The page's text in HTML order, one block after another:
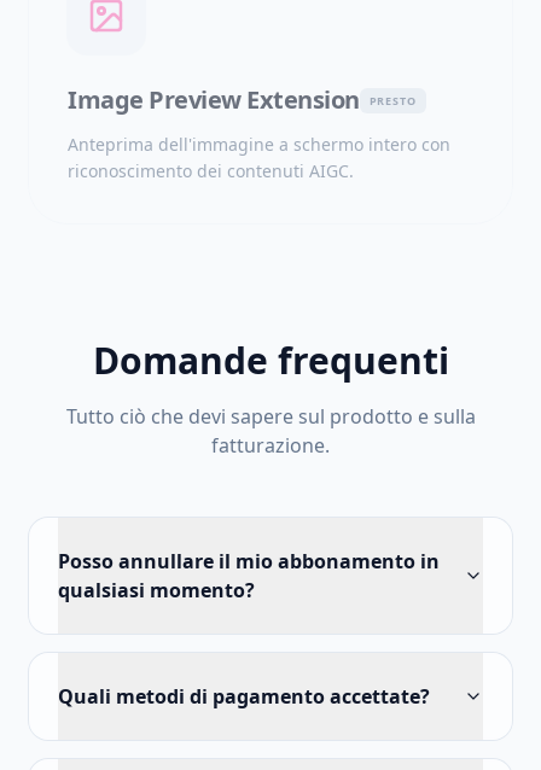
Image Preview Extension PRESTO
Anteprima dell'immagine a schermo intero con
riconoscimento dei contenuti AIGC.
Domande frequenti
Tutto ciò che devi sapere sul prodotto e sulla
fatturazione.
Posso annullare il mio abbonamento in
qualsiasi momento?
Quali metodi di pagamento accettate?